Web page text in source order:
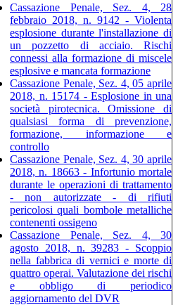
Cassazione Penale, Sez. 4, 28
febbraio 2018, n. 9142 - Violenta
esplosione durante l'installazione di
un pozzetto di acciaio. Rischi
connessi alla formazione di miscele
esplosive e mancata formazione
Cassazione Penale, Sez. 4, 05 aprile
2018, n. 15174 - Esplosione in una
società pirotecnica. Omissione di
qualsiasi forma di prevenzione,
formazione, informazione e
controllo
Cassazione Penale, Sez. 4, 30 aprile
2018, n. 18663 - Infortunio mortale
durante le operazioni di trattamento
- non autorizzate - di rifiuti
pericolosi quali bombole metalliche
contenenti ossigeno
Cassazione Penale, Sez. 4, 30
agosto 2018, n. 39283 - Scoppio
nella fabbrica di vernici e morte di
quattro operai. Valutazione dei rischi
e obbligo di periodico
aggiornamento del DVR